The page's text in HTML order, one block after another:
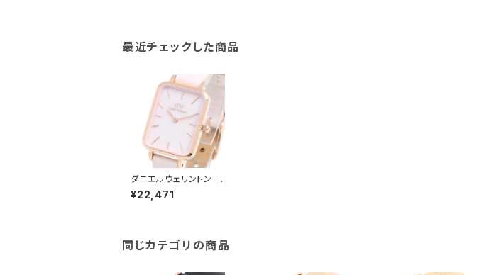
最近チェックした商品
ダニエルウェリントン 腕
時計 PRESSED MERR
OSE 26 DW0010050
¥22,471
同じカテゴリの商品